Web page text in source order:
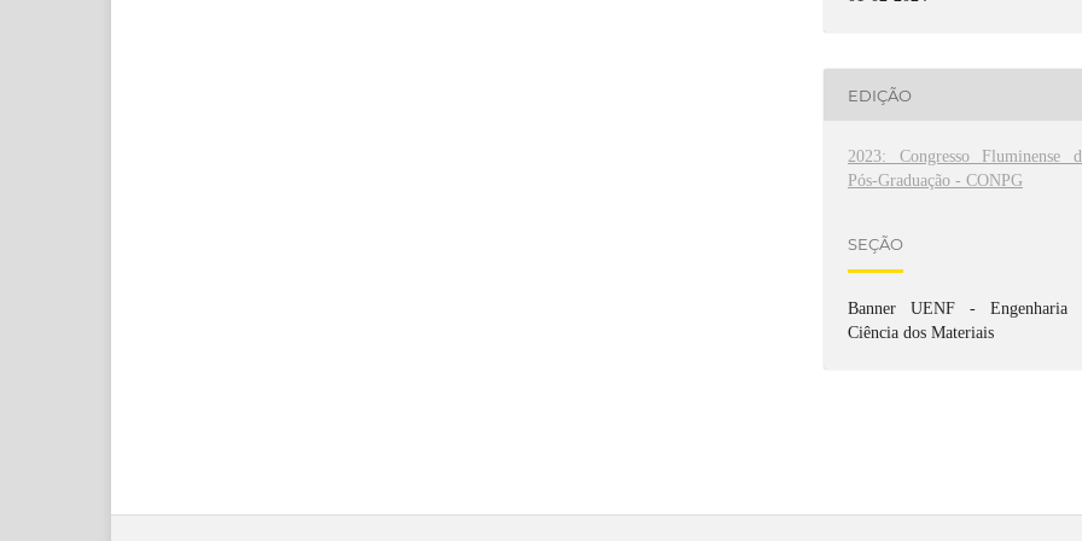
EDIÇÃO
2023: Congresso Fluminense
Pós-Graduação - CONPG
SEÇÃO
Banner UENF - Engenharia
Ciência dos Materiais